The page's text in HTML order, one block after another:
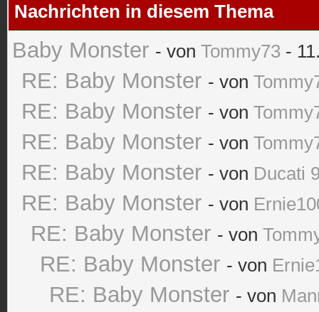
Nachrichten in diesem Thema
Baby Monster - von Tommy73 -
RE: Baby Monster - von
RE: Baby Monster - von
RE: Baby Monster - von
RE: Baby Monster - von Ducati
RE: Baby Monster - von
RE: Baby Monster - von
RE: Baby Monster - von
RE: Baby Monster - von